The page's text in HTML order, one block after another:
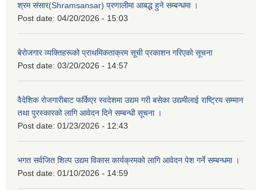
श्रम संसार(Shramsansar) प्रणालीमा आबद्ध हुने सम्बन्धमा ।
Post date: 04/20/2026 - 15:03
बेरोजगार व्यक्तिहरूको प्राथमिकताक्रम सूची प्रकाशन गरिएको सूचना
Post date: 03/20/2026 - 14:57
वैदेशिक रोजगारीबाट फर्किएर स्वदेशमा उद्यम गरी बसेका उद्यमीलाई राष्ट्रिय सम्मान
तथा पुरस्कारको लागि आवेदन दिने सम्बन्धी सूचना ।
Post date: 01/23/2026 - 12:43
भगत सर्वजित शिल्प उद्यम विकास कार्यक्रमको लागि आवेदन पेश गर्ने सम्बन्धमा ।
Post date: 01/10/2026 - 14:59